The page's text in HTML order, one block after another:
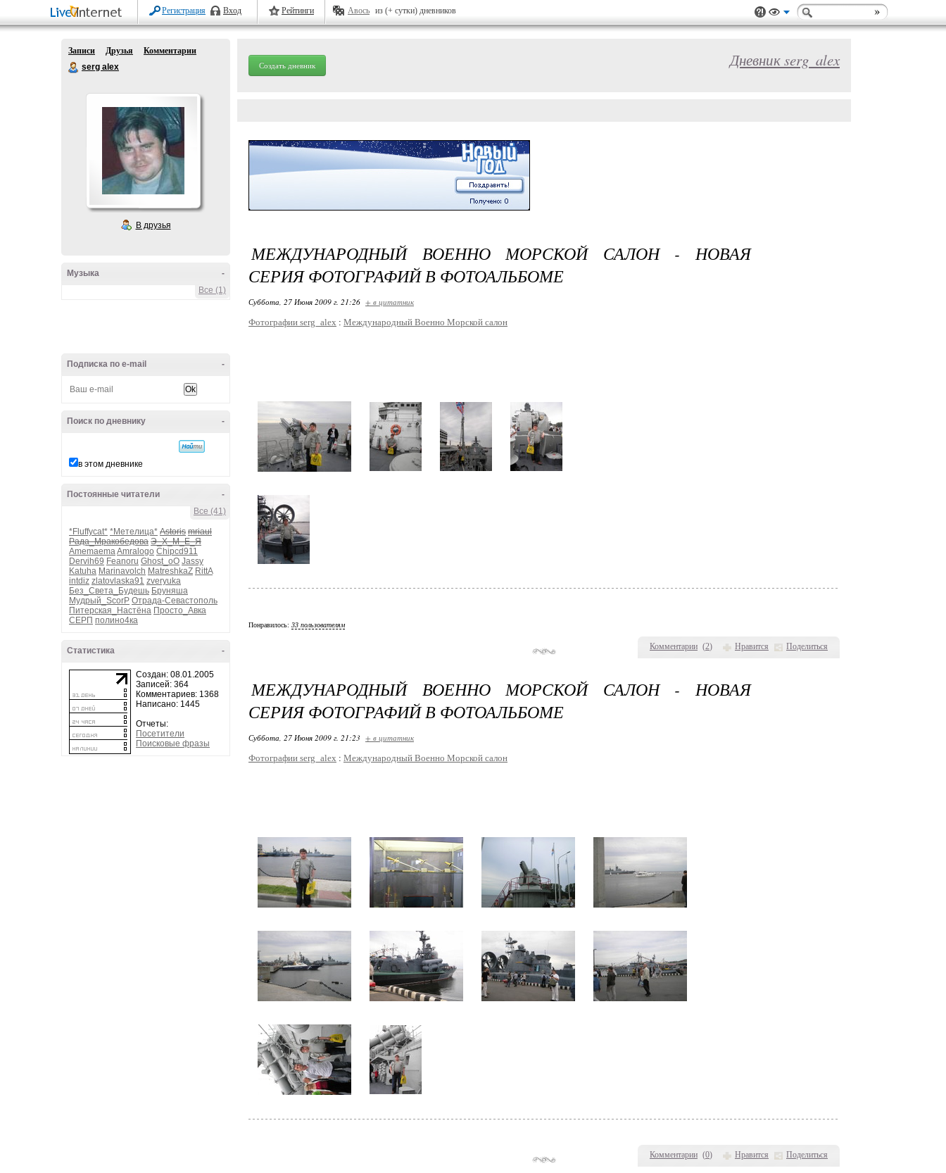
Регистрация Вход Рейтинги Авось из (+ сутки) дневников
Записи Друзья
Комментарии
serg alex
В друзья
-
Музыка
Все (1)
-
Подписка по e-mail
-
Поиск по дневнику
в этом дневнике
-
Постоянные читатели
Все (41)
*Fluffycat* *Метелица* Astoris mriaul
Рада_Мракобедова Э_Х_М_Е_Я
AmemaemaAmralogo Chipcd911
Dervih69 Feanoru Ghost_oO Jassy
Katuha Marinavolch MatreshkaZ RittA
intdiz zlatovlaska91 zveryuka
Без_Света_Будешь Бруняша
Мудрый_ScorP Отрада-Севастополь
Питерская_Настёна Просто_Авка
СЕРП полино4ка
-
Статистика
Создан: 08.01.2005
Записей: 364
Комментариев: 1368
Написано: 1445
Отчеты:
Посетители
Поисковые фразы
Создать дневник Дневник serg_alex
Комментарии (2) Нравится Поделиться
МЕЖДУНАРОДНЫЙ ВОЕННО МОРСКОЙ САЛОН - НОВАЯ
СЕРИЯ ФОТОГРАФИЙ В ФОТОАЛЬБОМЕ
Суббота, 27 Июня 2009 г. 21:26 + в цитатник
Фотографии serg_alex : Международный Военно Морской салон
Понравилось: 33 пользователям
Комментарии (0) Нравится Поделиться
МЕЖДУНАРОДНЫЙ ВОЕННО МОРСКОЙ САЛОН - НОВАЯ
СЕРИЯ ФОТОГРАФИЙ В ФОТОАЛЬБОМЕ
Суббота, 27 Июня 2009 г. 21:23 + в цитатник
Фотографии serg_alex : Международный Военно Морской салон